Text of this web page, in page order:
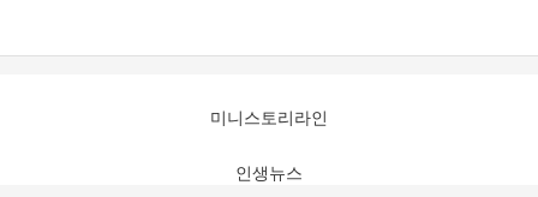
미니스토리라인
인생뉴스